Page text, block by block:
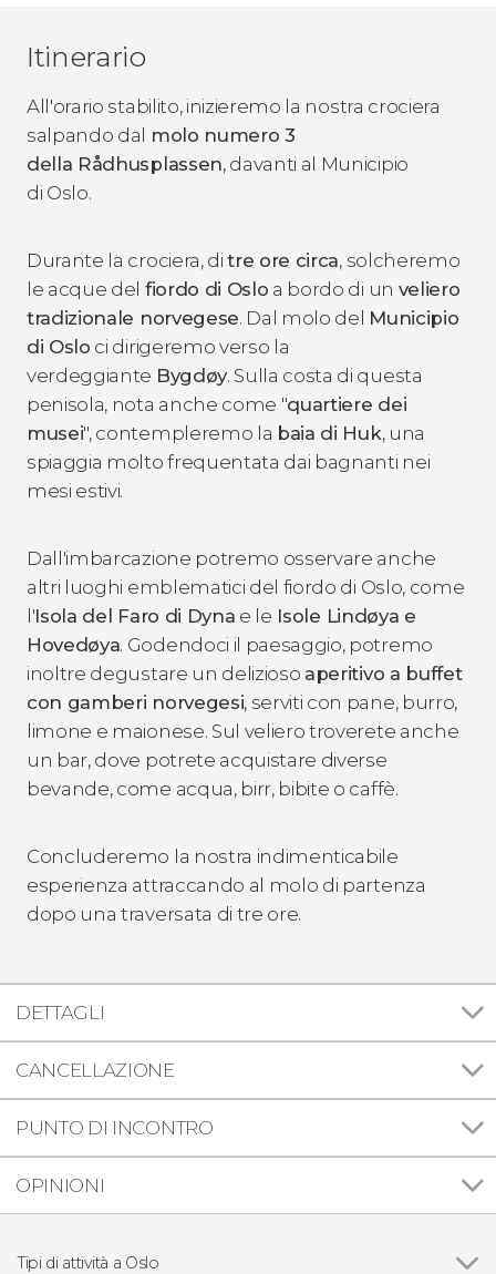
Itinerario
All'orario stabilito, inizieremo la nostra crociera
salpando dal molo numero 3
della Rådhusplassen, davanti al Municipio
di Oslo.
Durante la crociera, ditre ore circa, solcheremo
le acque del fiordo di Oslo a bordo di un veliero
tradizionale norvegese. Dal molo del Municipio
di Oslo ci dirigeremo verso la
verdeggiante Bygdøy. Sulla costa di questa
penisola, nota anche come "quartiere dei
musei", contempleremo la baia di Huk, una
spiaggia molto frequentata dai bagnanti nei
mesi estivi.
Dall'imbarcazione potremo osservare anche
altri luoghi emblematici del fiordo di Oslo, come
l'Isola del Faro di Dyna e le Isole Lindøya e
Hovedøya. Godendoci il paesaggio, potremo
inoltre degustare un delizioso aperitivo a buffet
con gamberi norvegesi, serviti con pane, burro,
limone e maionese. Sul veliero troverete anche
un bar, dove potrete acquistare diverse
bevande, come acqua, birr, bibite o caffè.
Concluderemo la nostra indimenticabile
esperienza attraccando al molo di partenza
dopo una traversata di tre ore.
DETTAGLI
CANCELLAZIONE
PUNTO DI INCONTRO
OPINIONI
Tipi di attività a Oslo